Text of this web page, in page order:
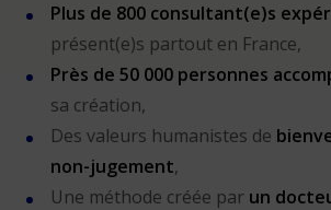
Plus de 800 consultant(e)s
présent(e)s partout en France,
Près de 50 000 personnes
sa création,
Des valeurs humanistes de
non-jugement,
Une méthode créée par un